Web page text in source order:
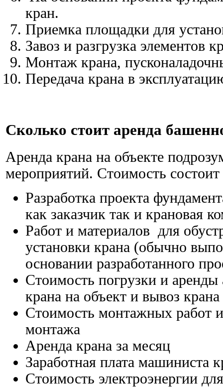
кран.
Приемка площадки для
Завоз и разгрузка элементов
Монтаж крана,
Передача крана в
Сколько стоит аренда
Аренда крана на объекте
мероприятий. Стоимость состоит
Разработка проекта
как заказчик так и крановая
Работ и материалов для
установки крана (обычно
основании разработанного
Стоимость погрузки и аренды
крана на объект и вывоз крана
Стоимость монтажных работ
монтажа
Аренда крана за месяц
Заработная плата машиниста
Стоимость электроэнергии